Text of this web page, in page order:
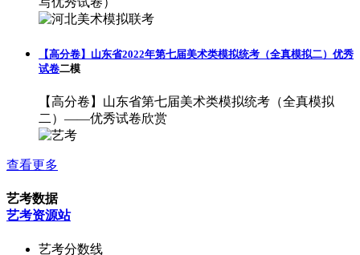
【高分卷】山东省2022年第七届美术类模拟统考（全真模拟二）优秀
试卷二模
【高分卷】山东省第七届美术类模拟统考（全真模拟
二）——优秀试卷欣赏
查看更多
艺考数据
艺考资源站
艺考分数线